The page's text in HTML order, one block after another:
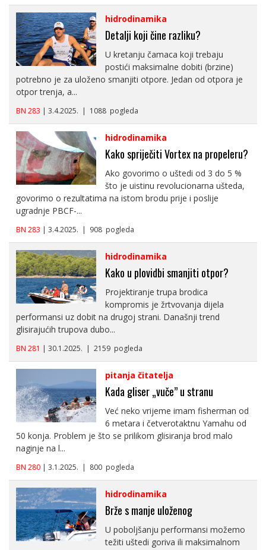
hidrodinamika
Detalji koji čine razliku?
U kretanju čamaca koji trebaju
postići maksimalne dobiti (brzine)
potrebno je za uloženo smanjiti otpore. Jedan od otpora je
otpor trenja, a...
BN 283 | 3.4.2025. | 1088 pogleda
hidrodinamika
Kako spriječiti Vortex na propeleru?
Ako govorimo o uštedi od 3 do 5 %
što je uistinu revolucionarna ušteda,
govorimo o rezultatima na istom brodu prije i poslije
ugradnje PBCF-...
BN 283 | 3.4.2025. | 908 pogleda
hidrodinamika
Kako u plovidbi smanjiti otpor?
Projektiranje trupa brodica
kompromis je žrtvovanja dijela
performansi uz dobit na drugoj strani. Današnji trend
glisirajućih trupova dubo...
BN 281 | 30.1.2025. | 2159 pogleda
pitanja čitatelja
Kada gliser „vuče” u stranu
Već neko vrijeme imam fisherman od
6 metara i četverotaktnu Yamahu od
50 konja. Problem je što se prilikom glisiranja brod malo
naginje na l...
BN 280 | 3.1.2025. | 800 pogleda
hidrodinamika
Brže s manje uloženog
U poboljšanju performansi možemo
težiti uštedi goriva ili maksimalnom